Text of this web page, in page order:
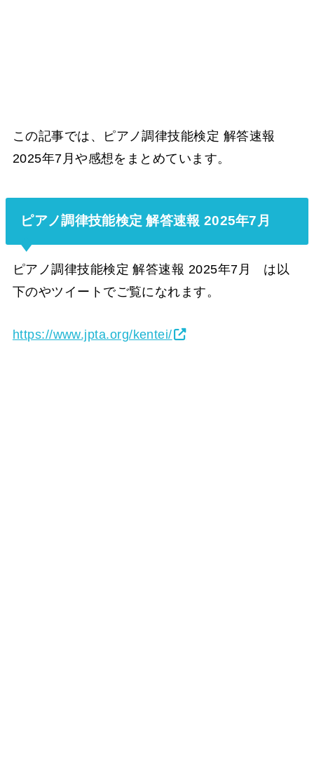
この記事では、ピアノ調律技能検定 解答速報
2025年7月や感想をまとめています。
ピアノ調律技能検定 解答速報 2025年7月
ピアノ調律技能検定 解答速報 2025年7月 は以
下のやツイートでご覧になれます。
https://www.jpta.org/kentei/